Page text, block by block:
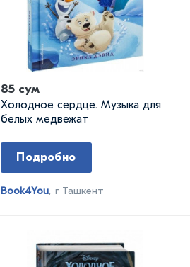
85 сум
Холодное сердце. Музыка для
белых медвежат
Подробно
Book4You, г Ташкент